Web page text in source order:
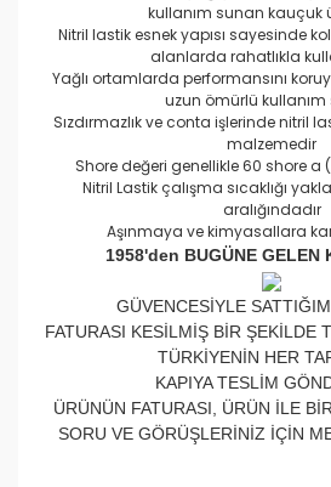
kullanım sunan kauçuk
Nitril lastik esnek yapısı sayesinde
alanlarda rahatlıkla
Yağlı ortamlarda performansını
uzun ömürlü
Sızdırmazlık ve conta işlerinde nitril
malzemedir
Shore değeri genellikle 60 shore
Nitril Lastik çalışma sıcaklığı
aralığındadır
Aşınmaya ve kimyasallara
1958'den BUGÜNE GELEN
GÜVENCESİYLE
FATURASI KESİLMİŞ BİR ŞEKİLDE
TÜRKİYENİN HER
KAPIYA TESLİM
ÜRÜNÜN FATURASI, ÜRÜN İLE
SORU VE GÖRÜŞLERİNİZ İÇİN